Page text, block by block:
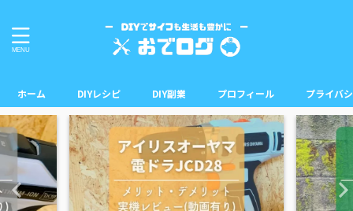
ホーム DIYレシピ DIY副業 プロフィール プライバ